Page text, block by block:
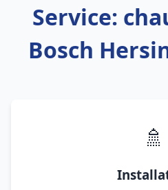
Service:
Bosch
🚿